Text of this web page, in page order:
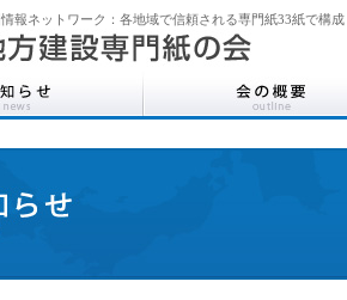
報ネットワーク：各地域で信頼される専門紙33紙で構成